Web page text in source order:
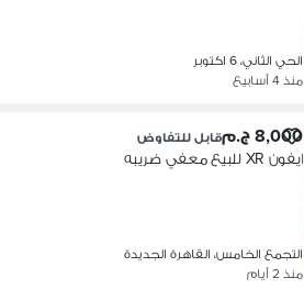
الحي الثاني، 6 اكتوبر
منذ 4 أسابيع
8,000 ج.م قابل للتفاوض
ايفون XR للبيع معفي ضريبه
التجمع الخامس، القاهرة الجديدة
منذ 2 أيام